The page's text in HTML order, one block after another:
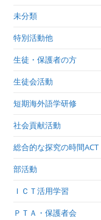
未分類
特別活動他
生徒・保護者の方
生徒会活動
短期海外語学研修
社会貢献活動
総合的な探究の時間ACT
部活動
ＩＣＴ活用学習
ＰＴＡ・保護者会